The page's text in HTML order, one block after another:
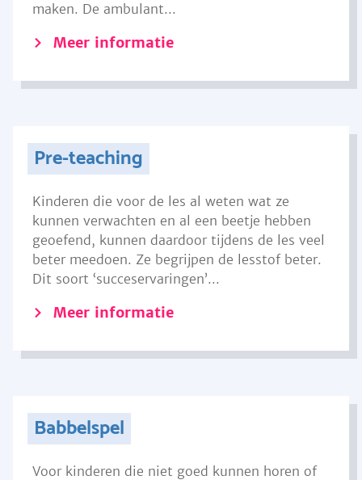
maken. De ambulant...
Meer informatie
Pre-teaching
Kinderen die voor de les al weten wat ze
kunnen verwachten en al een beetje hebben
geoefend, kunnen daardoor tijdens de les veel
beter meedoen. Ze begrijpen de lesstof beter.
Dit soort ‘succeservaringen’...
Meer informatie
Babbelspel
Voor kinderen die niet goed kunnen horen of